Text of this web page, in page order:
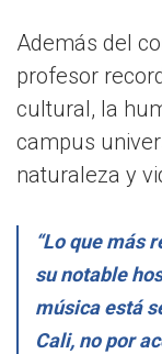
Además del
profesor
cultural, la
campus
naturaleza y
“Lo que más
su notable
música está
Cali, no por